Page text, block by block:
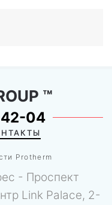
Protherm
™
04
- Проспект
Link Palace, 2-